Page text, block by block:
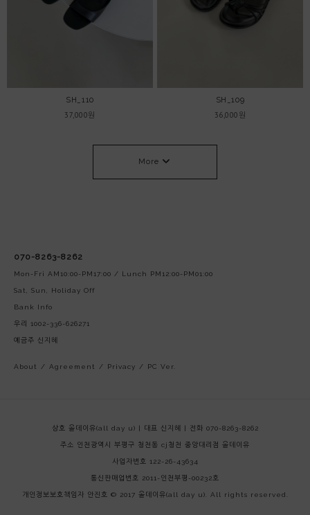
SH_110
37,000원
SH_109
36,000원
More
070-8263-8262
Mon-Fri AM10:00-PM17:00 / Lunch PM12:00-PM01:00
Sat, Sun, Holiday Off
Bank Info
우리 1002-336-626271
예금주 신지혜
About / Agreement / Privacy / PC Ver.
상호 올데이유(all day u) | 대표 신지혜 | 전화 070-8263-8262
주소 인천광역시 부평구 청천동 cj청천 중앙대리점 올데이유
사업자번호 122-26-43634
통신판매업번호 2011-인천부평-00232호
개인정보보호책임자 안진호 © 2017 올데이유(all day u). All rights reserved.